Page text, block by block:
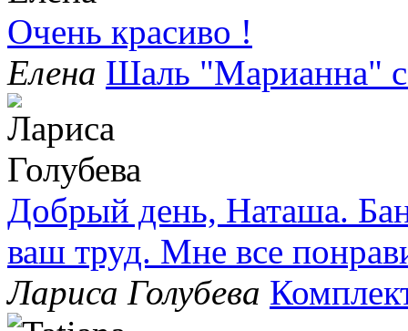
Очень красиво !
Елена Шаль "Марианна"
Добрый день, Наташа.
ваш труд. Мне все
Лариса Голубева